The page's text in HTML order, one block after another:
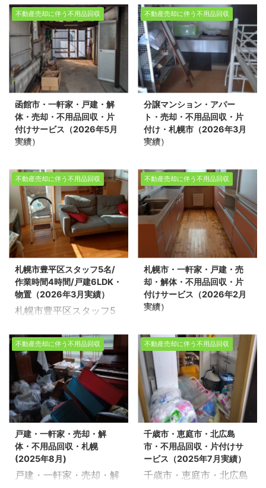
悩みは、どうぞ私たちに
お任せください。経験豊
富で信頼できるスタッフ
が、お客様のご希望に寄
り添い、安心していただ
けるサービスを提供いた
します。 不用品回収や遺
品整理の実績多数ござい
ます！お客様一 ...
関するお悩みは、どうぞ
私たちにお任せくださ
い。経験豊富で信頼でき
るスタッフが、お客様の
ご希望に寄り添い、安心
していただけるサービス
を提供いたします。 不用
品回収や遺品整理の実績
多数ございます！お客様
...
ビス・札幌市(2026年6
月） 生活応援エコスタイ
ルでは不用品回収・遺品
整理・家の片付けを行っ
ております。 今回は、札
幌市中央区で売却に伴う
不用品回収をさせて頂き
ました ※スタッフ5名/作
業時間3時間/分譲マンシ
ョン３LDK 不動産売却物
は、どうぞ私たちにお任
せください。経験豊富で
信頼できるスタッフが、
お客様のご希望に寄り添
い、安心していただける
サービスを提供いたしま
す。 不用品回収や遺品整
理の実績多数ございま
す！お客 ...
却・解体・不用品回収・
片付けサービス・札幌
（2026年5月実績） 生
活応援エコスタイルでは
不用品回収・遺品整理・
家の片付けを行っており
ます。 今回は、札幌市白
石区で一軒家の解体に伴
う不用品回収を環境事業
公社とさせて頂きまし
た。 ※スタッフ7名 ※作
屋根裏・物置×2 不動産
売却物件の整理や不用品
回収、遺品整理に関する
お悩みは、どうぞ私たち
にお任せください。経験
豊富で信頼できるスタッ
フが、お客様のご希望に
寄り添い、安心していた
だけるサービスを提供い
たします。 ...
不動産売却に伴う不用品回収
函館市・一軒家・戸建・解
体・売却・不用品回収・片
付けサービス（2026年5月
実績）
解体・売却・不用品回
収・片付けサービス
（2026年5月実績） 生
活応援エコスタイルでは
不用品回収・遺品整理・
家の片付けを行っており
ます。今回は、函館市で
解体に伴う一軒家の不用
品回収を一般廃収集業者
とさせて頂きました。 ※
スタッフ3名/作業時間5
物置 不動産売却物件の整
理や不用品回収、遺品整
理に関するお悩みは、ど
うぞ私たちにお任せくだ
さい。 経験豊富で信頼で
きるスタッフが、お客様
のご希望に寄り添い、安
心していただけるサービ
スを提供いたします。 す
べての作業費用 ...
不動産売却に伴う不用品回収
分譲マンション・アパー
ト・売却・不用品回収・片
付け・札幌市（2026年3月
実績）
ト・売却・不用品回収・
片付け・札幌市（2026
年3月実績） 札幌市中央
区で売却に伴う片付け作
業を環境事業公社とさせ
て頂きました。 スピーデ
ィーな搬出 4LDKという
広い間取りでしたが、5
名のスタッフによる効率
的な分担作業により、わ
ずか4時間で全ての家財
しました。 行政連携によ
る適正処理 札幌市環境事
業公社と連携し、法令を
遵守した透明性の高いゴ
ミの処分を行いました。
マンションの売却におい
て、後腐れのない適正な
処理は非常に重要です。
【無料相談・お見積無
料】>>お盆 ...
不動産売却に伴う不用品回収
札幌市豊平区スタッフ5名/
作業時間4時間/戸建6LDK・
物置（2026年3月実績）
札幌市豊平区スタッフ5
6LDK・物置（2026年3
月実績） 生活応援エコス
タイルでは、不用品回
収・遺品整理・生前整
理・家の片付けを行って
おります。今回は、札幌
市豊平区で売却に伴う不
用品回収を環境事業公社
とさせて頂きました。 ※
スタッフ5名 ※作業時間4
時間 ※戸建6LDK・物置
不動産売却に伴う不用品回収
札幌市・一軒家・戸建・売
却・解体・不用品回収・片
付けサービス（2026年2月
実績）
売却・解体・不用品回
収・片付けサービス
（2026年2月実績） 生
活応援エコスタイルで
は、不用品回収・遺品整
理・家の片付けを行って
おります。今回は、市内
の戸建住宅にて、売却を
予定している一軒家の不
用品回収作業を環境事業
公社と連携し対応させて
不動産売却に伴う不用品回収
戸建・一軒家・売却・解
体・不用品回収・札幌
(2025年8月)
戸建・一軒家・売却・解
不動産売却に伴う不用品回収
千歳市・恵庭市・北広島
市・不用品回収・片付けサ
ービス（2025年7月実績）
千歳市・恵庭市・北広島